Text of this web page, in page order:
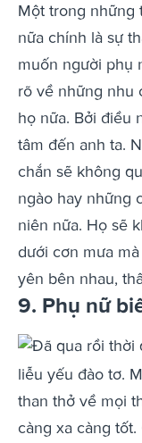
Một trong những
nữa chính là sự
muốn người phụ
rõ về những nhu
họ nữa. Bởi điều
tâm đến anh ta.
chắn sẽ không
ngào hay những
niên nữa. Họ sẽ
dưới cơn mưa
yên bên nhau,
9. Phụ nữ
Đã qua rồi thời
liễu yếu đào tơ.
than thở về mọi
càng xa càng